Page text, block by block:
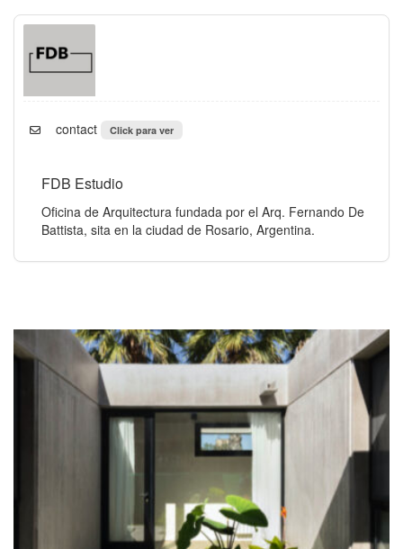
contact Click para ver
FDB Estudio
Oficina de Arquitectura fundada por el Arq. Fernando De
Battista, sita en la ciudad de Rosario, Argentina.